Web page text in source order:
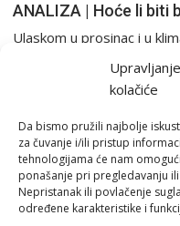
kolačiće
Da bismo pružili najbolje
za čuvanje i/ili pristup
tehnologijama će nam
ponašanje pri pregledavanju
Nepristanak ili povlačenje
određene karakteristike i
ANALIZA | Hoće li biti
Ulaskom u prosinac i u
emitiranjima filmskog
PGŽ i Hrvatska
Email: